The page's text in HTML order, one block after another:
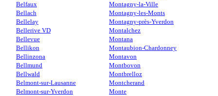
Belfaux
Bellach
Bellelay
Bellerive VD
Bellevue
Bellikon
Bellinzona
Bellmund
Bellwald
Belmont-sur-Lausanne
Belmont-sur-Yverdon
Montagny-la-Ville
Montagny-les-Monts
Montagny-près-Yverdon
Montalchez
Montana
Montaubion-Chardonney
Montavon
Montbovon
Montbrelloz
Montcherand
Monte